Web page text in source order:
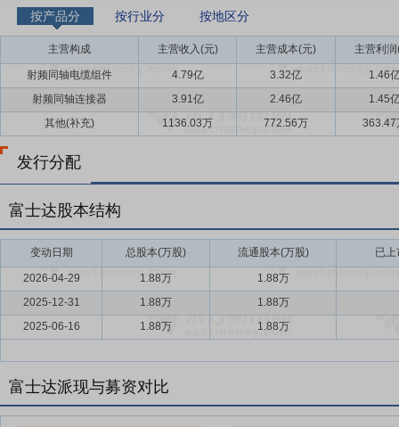
按产品分 按行业分 按地区分
主营构成 主营收入(元) 主营成本(元) 主营利
射频同轴电缆组件 4.79亿 3.32亿
1.46
射频同轴连接器
3.91亿 2.46亿
1.45
其他(补充)
1136.03万 772.56万 363.47
发行分配
富士达股本结构
变动日期 总股本(万股) 流通股本(万股) 已
2026-04-29 1.88万
1.88万
2025-12-31
1.88万
1.88万
2025-06-16
1.88万 1.88万
富士达派现与募资对比